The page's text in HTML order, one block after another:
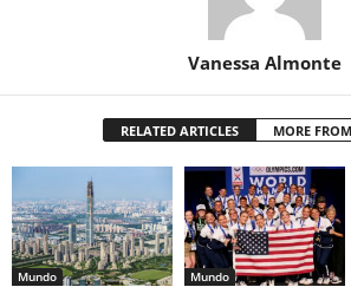
Vanessa Almonte
RELATED ARTICLES MORE
Mundo Mundo